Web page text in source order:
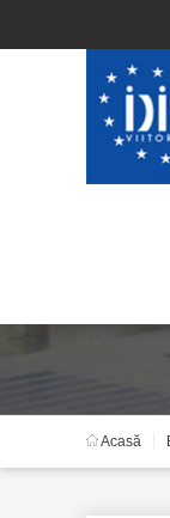
Acasă